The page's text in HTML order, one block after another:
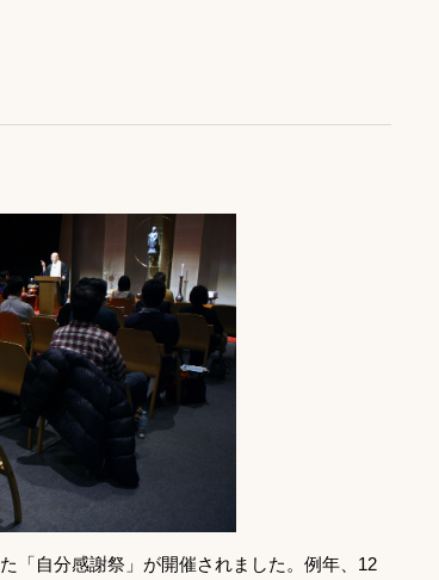
「自分感謝祭」が開催されました。例年、12